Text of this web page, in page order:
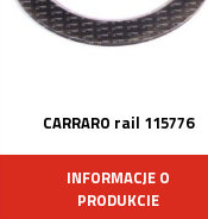
CARRARO rail 115776
INFORMACJE O
PRODUKCIE